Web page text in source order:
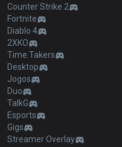
Counter Strike 2
Fortnite
Diablo 4
2XKO
Time Takers
Desktop
Jogos
Duo
TalkG
Esports
Gigs
Streamer Overlay